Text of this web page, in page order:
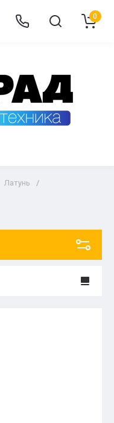
0
Латунь
/